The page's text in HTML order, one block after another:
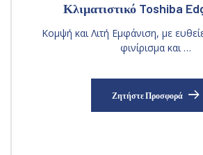
Κλιματιστικό Toshiba
Κομψή και Λιτή Εμφάνιση, με
φινίρισμα και …
Ζητήστε Προσφορά